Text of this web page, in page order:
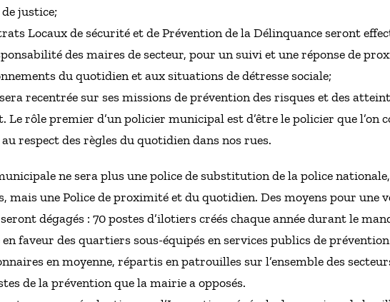
justice;
Locaux de sécurité et de Prévention de la Délinquance seront
des maires de secteur, pour un suivi et une réponse de
du quotidien et aux situations de détresse sociale;
recentrée sur ses missions de prévention des risques et des
Le rôle premier d’un policier municipal est d’être le policier que l’on
respect des règles du quotidien dans nos rues.
ne sera plus une police de substitution de la police
mais une Police de proximité et du quotidien. Des moyens pour une
dégagés : 70 postes d’ilotiers créés chaque année durant le
en faveur des quartiers sous-équipés en services publics de
en moyenne, répartis en patrouilles sur l’ensemble des
de la prévention que la mairie a opposés.